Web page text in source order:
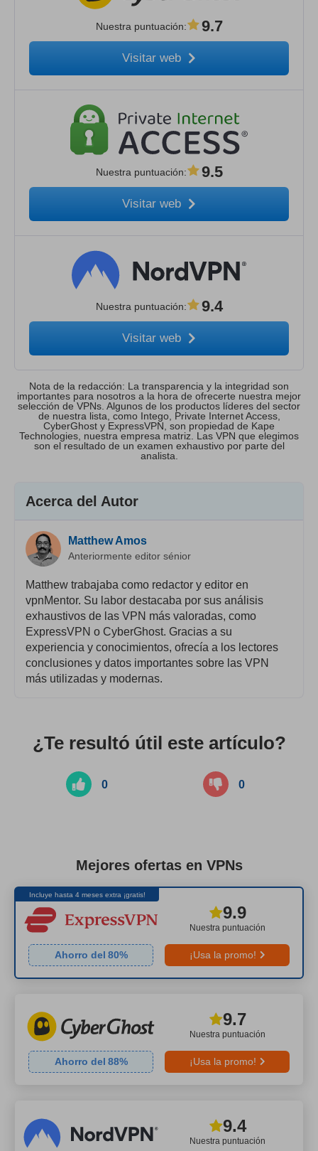
Nuestra puntuación: 9.7
Visitar web
Nuestra puntuación: 9.5
Visitar web
Nuestra puntuación: 9.4
Visitar web
Nota de la redacción: La transparencia y la integridad son
importantes para nosotros a la hora de ofrecerte nuestra mejor
selección de VPNs. Algunos de los productos líderes del sector
de nuestra lista, como Intego, Private Internet Access,
CyberGhost y ExpressVPN, son propiedad de Kape
Technologies, nuestra empresa matriz. Las VPN que elegimos
son el resultado de un examen exhaustivo por parte del
analista.
Acerca del Autor
Matthew Amos
Anteriormente editor sénior
Matthew trabajaba como redactor y editor en
vpnMentor. Su labor destacaba por sus análisis
exhaustivos de las VPN más valoradas, como
ExpressVPN o CyberGhost. Gracias a su
experiencia y conocimientos, ofrecía a los lectores
conclusiones y datos importantes sobre las VPN
más utilizadas y modernas.
¿Te resultó útil este artículo?
0 0
Mejores ofertas en VPNs
Incluye hasta 4 meses extra ¡gratis!
Nuestra puntuación
9.9
Ahorro del 80% ¡Usa la promo!
Nuestra puntuación
9.7
Ahorro del 88% ¡Usa la promo!
Nuestra puntuación
9.4